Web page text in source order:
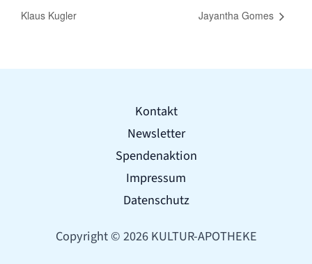
Klaus Kugler
Jayantha Gomes
Kontakt
Newsletter
Spendenaktion
Impressum
Datenschutz
Copyright © 2026 KULTUR-APOTHEKE